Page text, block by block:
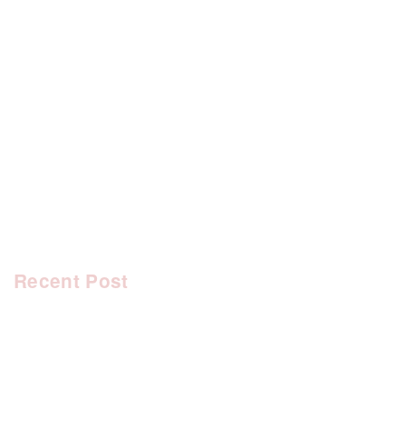
Recent Post